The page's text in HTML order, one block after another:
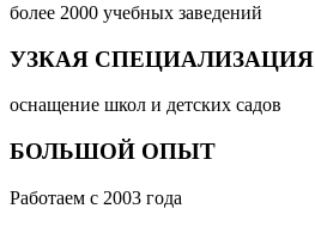
более 2000 учебных заведений
УЗКАЯ СПЕЦИАЛИЗАЦИЯ
оснащение школ и детских садов
БОЛЬШОЙ ОПЫТ
Работаем с 2003 года